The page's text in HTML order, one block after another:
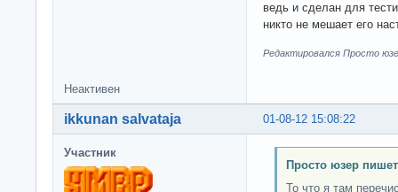
ведь и сделан для
никто не мешает его
Редактировался Просто
Неактивен
01-08-12 15:08:22
ikkunan salvataja
Участник
Просто юзер
То что я там